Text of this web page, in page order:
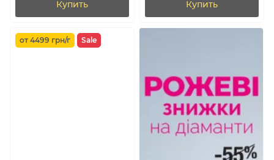
Купить Купить
от 4499 грн/г Sale